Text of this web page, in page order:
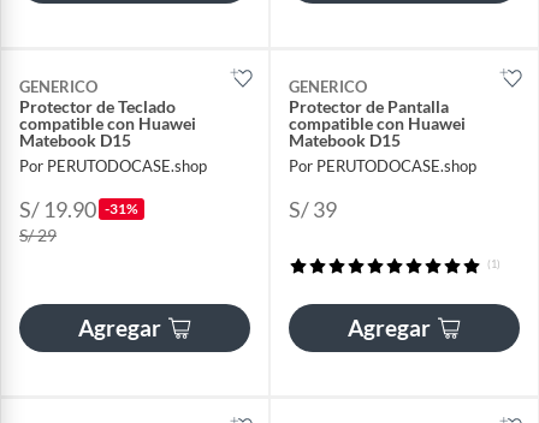
GENERICO
Protector de Teclado
compatible con Huawei
Matebook D15
Por PERUTODOCASE.shop
S/ 19.90 -31%
S/ 29
Agregar
GENERICO
Protector de Pantalla
compatible con Huawei
Matebook D15
Por PERUTODOCASE.shop
S/ 39
(1)
Agregar